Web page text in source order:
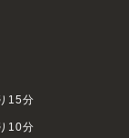
15分
10分